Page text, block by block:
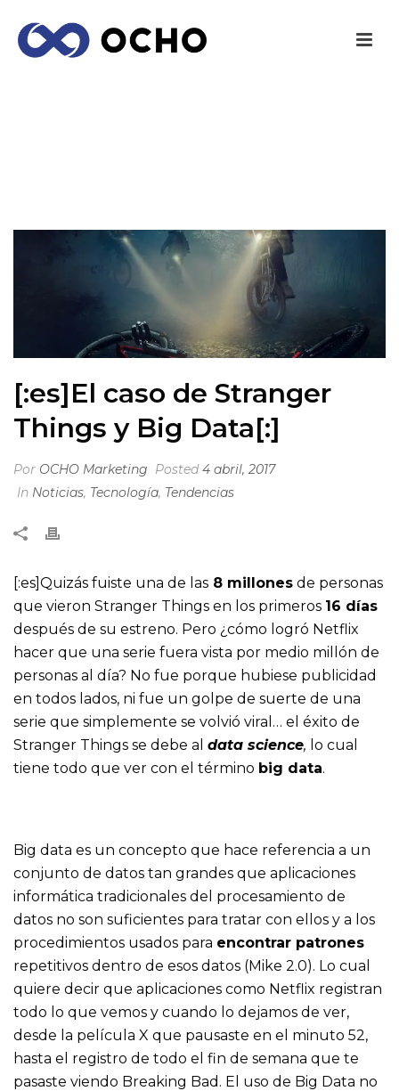
[:es]El caso de Stranger
Things y Big Data[:]
Por OCHO Marketing Posted4 abril, 2017
In Noticias, Tecnología, Tendencias
[:es]Quizás fuiste una de las 8 millones de personas
que vieron Stranger Things en los primeros 16 días
después de su estreno. Pero ¿cómo logró Netflix
hacer que una serie fuera vista por medio millón de
personas al día? No fue porque hubiese publicidad
en todos lados, ni fue un golpe de suerte de una
serie que simplemente se volvió viral… el éxito de
Stranger Things se debe al data science, lo cual
tiene todo que ver con el término big data.
Big data es un concepto que hace referencia a un
conjunto de datos tan grandes que aplicaciones
informática tradicionales del procesamiento de
datos no son suficientes para tratar con ellos y a los
procedimientos usados para encontrar patrones
repetitivos dentro de esos datos (Mike 2.0). Lo cual
quiere decir que aplicaciones como Netflix registran
todo lo que vemos y cuando lo dejamos de ver,
desde la película X que pausaste en el minuto 52,
hasta el registro de todo el fin de semana que te
pasaste viendo Breaking Bad. El uso de Big Data no